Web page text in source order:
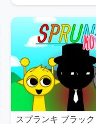
スプランキ ブラック